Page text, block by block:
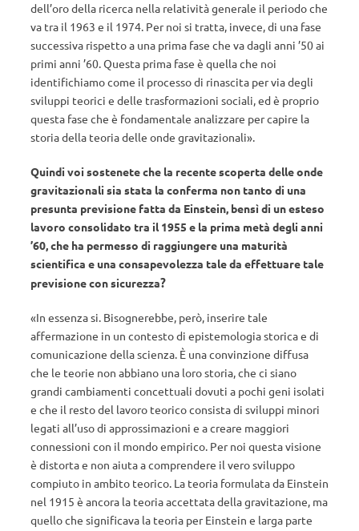
dell’oro della ricerca nella relatività generale il periodo che
va tra il 1963 e il 1974. Per noi si tratta, invece, di una fase
successiva rispetto a una prima fase che va dagli anni ’50 ai
primi anni ’60. Questa prima fase è quella che noi
identifichiamo come il processo di rinascita per via degli
sviluppi teorici e delle trasformazioni sociali, ed è proprio
questa fase che è fondamentale analizzare per capire la
storia della teoria delle onde gravitazionali».
Quindi voi sostenete che la recente scoperta delle onde
gravitazionali sia stata la conferma non tanto di una
presunta previsione fatta da Einstein, bensì di un esteso
lavoro consolidato tra il 1955 e la prima metà degli anni
’60, che ha permesso di raggiungere una maturità
scientifica e una consapevolezza tale da effettuare tale
previsione con sicurezza?
«In essenza si. Bisognerebbe, però, inserire tale
affermazione in un contesto di epistemologia storica e di
comunicazione della scienza. È una convinzione diffusa
che le teorie non abbiano una loro storia, che ci siano
grandi cambiamenti concettuali dovuti a pochi geni isolati
e che il resto del lavoro teorico consista di sviluppi minori
legati all’uso di approssimazioni e a creare maggiori
connessioni con il mondo empirico. Per noi questa visione
è distorta e non aiuta a comprendere il vero sviluppo
compiuto in ambito teorico. La teoria formulata da Einstein
nel 1915 è ancora la teoria accettata della gravitazione, ma
quello che significava la teoria per Einstein e larga parte